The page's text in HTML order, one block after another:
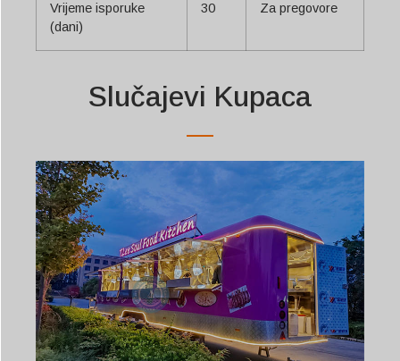
Vrijeme isporuke
(dani)
30 Za pregovore
Slučajevi Kupaca